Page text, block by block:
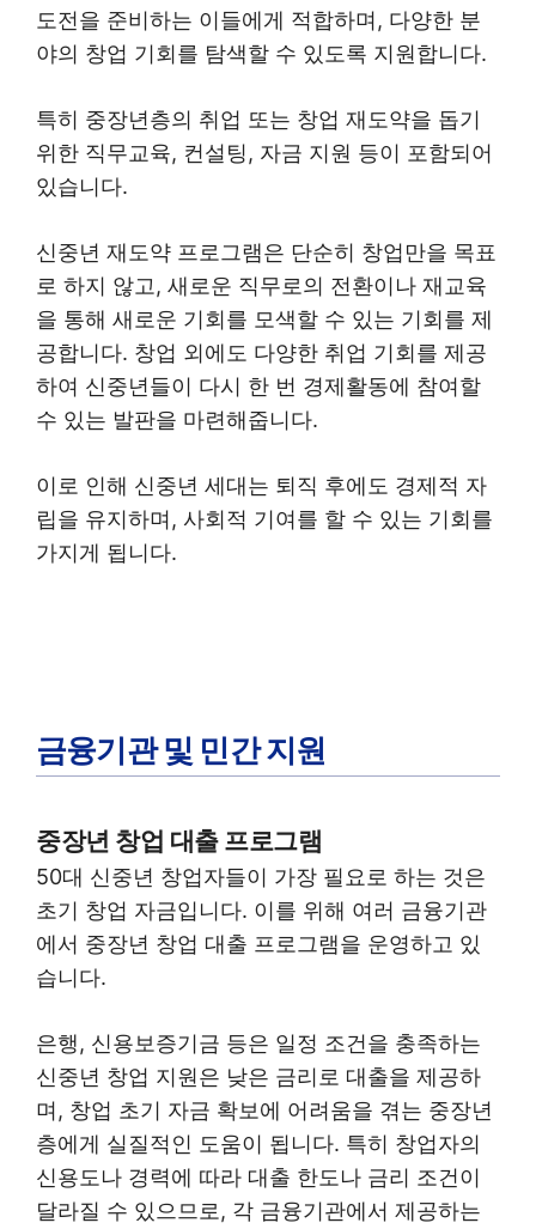
도전을 준비하는 이들에게 적합하며, 다양한 분
야의 창업 기회를 탐색할 수 있도록 지원합니다.
특히 중장년층의 취업 또는 창업 재도약을 돕기
위한 직무교육, 컨설팅, 자금 지원 등이 포함되어
있습니다.
신중년 재도약 프로그램은 단순히 창업만을 목표
로 하지 않고, 새로운 직무로의 전환이나 재교육
을 통해 새로운 기회를 모색할 수 있는 기회를 제
공합니다. 창업 외에도 다양한 취업 기회를 제공
하여 신중년들이 다시 한 번 경제활동에 참여할
수 있는 발판을 마련해줍니다.
이로 인해 신중년 세대는 퇴직 후에도 경제적 자
립을 유지하며, 사회적 기여를 할 수 있는 기회를
가지게 됩니다.
금융기관 및 민간 지원
중장년 창업 대출 프로그램
50대 신중년 창업자들이 가장 필요로 하는 것은
초기 창업 자금입니다. 이를 위해 여러 금융기관
에서 중장년 창업 대출 프로그램을 운영하고 있
습니다.
은행, 신용보증기금 등은 일정 조건을 충족하는
신중년 창업 지원은 낮은 금리로 대출을 제공하
며, 창업 초기 자금 확보에 어려움을 겪는 중장년
층에게 실질적인 도움이 됩니다. 특히 창업자의
신용도나 경력에 따라 대출 한도나 금리 조건이
달라질 수 있으므로, 각 금융기관에서 제공하는